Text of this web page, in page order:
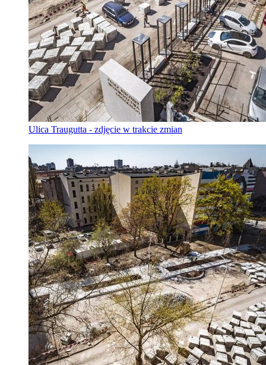
Ulica Traugutta - zdjęcie w trakcie zmian